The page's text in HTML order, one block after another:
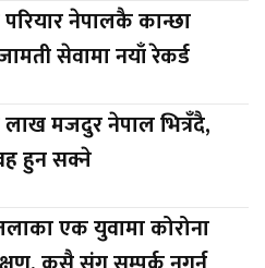
परियार नेपालकै कान्छा
सेवामा नयाँ रेकर्ड
मजदुर नेपाल भित्रँदै,
हुन सक्ने
एक युवामा कोरोना